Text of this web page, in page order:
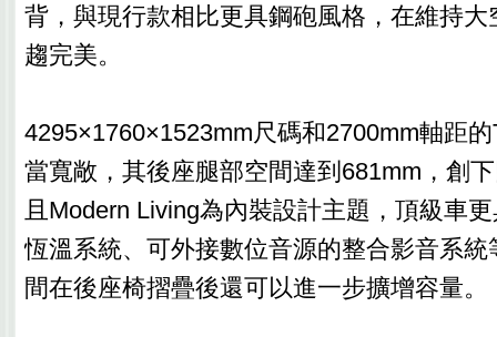
背，與現行款相比更具鋼砲風格，在維持
趨完美。
4295×1760×1523mm尺碼和2700mm軸距
當寬敞，其後座腿部空間達到681mm，創
且Modern Living為內裝設計主題，頂級車
恆溫系統、可外接數位音源的整合影音系統
間在後座椅摺疊後還可以進一步擴增容量。